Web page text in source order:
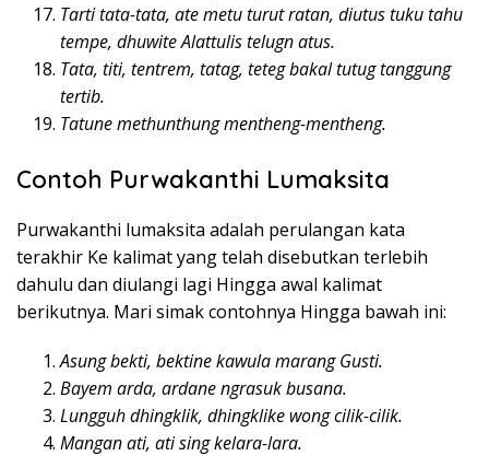
Tarti tata-tata, ate metu turut ratan, diutus tuku tahu
tempe, dhuwite Alattulis telugn atus.
Tata, titi, tentrem, tatag, teteg bakal tutug tanggung
tertib.
Tatune methunthung mentheng-mentheng.
Contoh Purwakanthi Lumaksita
Purwakanthi lumaksita adalah perulangan kata
terakhir Ke kalimat yang telah disebutkan terlebih
dahulu dan diulangi lagi Hingga awal kalimat
berikutnya. Mari simak contohnya Hingga bawah ini:
Asung bekti, bektine kawula marang Gusti.
Bayem arda, ardane ngrasuk busana.
Lungguh dhingklik, dhingklike wong cilik-cilik.
Mangan ati, ati sing kelara-lara.